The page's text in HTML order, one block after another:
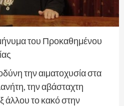
του Προκαθημένου
την αιματοχυσία στα
την αβάσταχτη
άλλου το κακό στην